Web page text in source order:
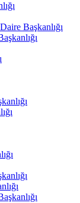
Başkanlığı